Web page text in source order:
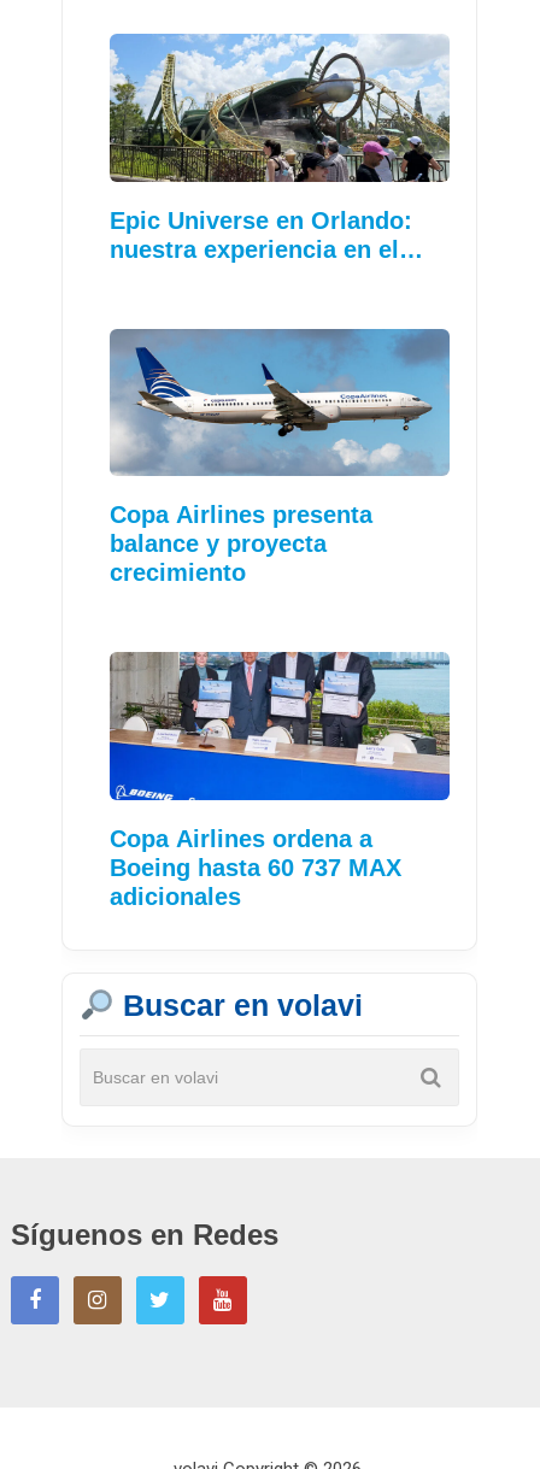
Epic Universe en Orlando:
nuestra experiencia en el…
Copa Airlines presenta
balance y proyecta
crecimiento
Copa Airlines ordena a
Boeing hasta 60 737 MAX
adicionales
Buscar en volavi
Síguenos en Redes